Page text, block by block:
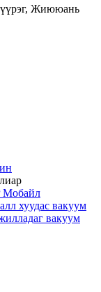
Жиююань
Мобайл
хуудас вакуум
вакуум